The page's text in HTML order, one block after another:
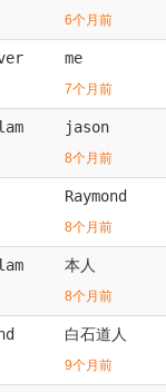
6个月前
me
7个月前
jason
8个月前
Raymond
8个月前
本人
8个月前
白石道人
9个月前